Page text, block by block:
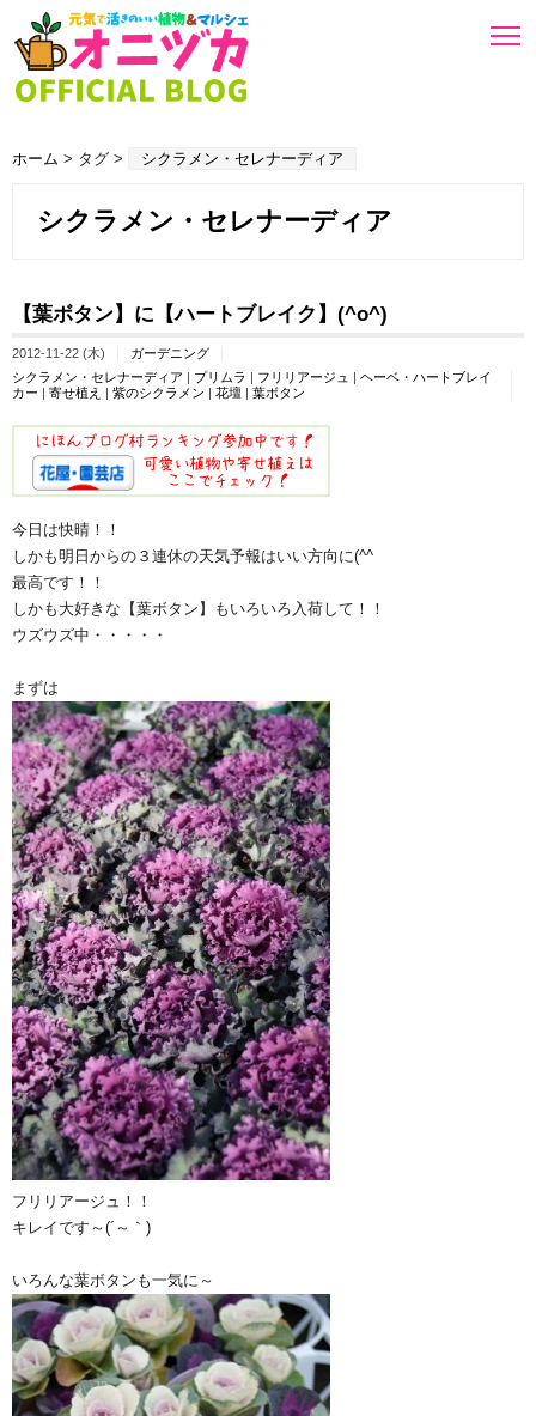
ホーム > タグ > シクラメン・セレナーディア
シクラメン・セレナーディア
【葉ボタン】に【ハートブレイク】(^o^)
2012-11-22 (木)
ガーデニング
シクラメン・セレナーディア | プリムラ | フリリアージュ | ヘーベ・ハートブレイ
カー | 寄せ植え | 紫のシクラメン | 花壇 | 葉ボタン
今日は快晴！！
しかも明日からの３連休の天気予報はいい方向に(^^ゞ
最高です！！
しかも大好きな【葉ボタン】もいろいろ入荷して！！
ウズウズ中・・・・・
まずは
フリリアージュ！！
キレイです～(´～｀)
いろんな葉ボタンも一気に～